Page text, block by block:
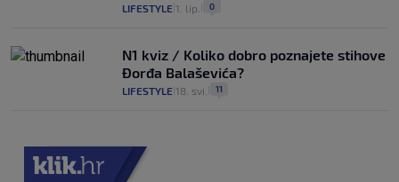
LIFESTYLE 1. lip. 0
N1 kviz / Koliko dobro poznajete stihove
Đorđa Balaševića?
LIFESTYLE 18. svi. 11